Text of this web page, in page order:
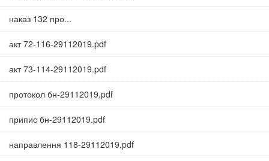
наказ 132 про...
акт 72-116-29112019.pdf
акт 73-114-29112019.pdf
протокол бн-29112019.pdf
припис бн-29112019.pdf
направлення 118-29112019.pdf